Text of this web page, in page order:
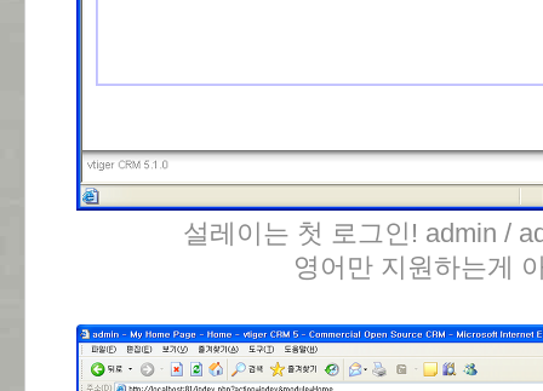
설레이는 첫 로그인! admin /
영어만 지원하는게